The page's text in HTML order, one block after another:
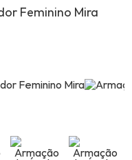
Feminino Mira